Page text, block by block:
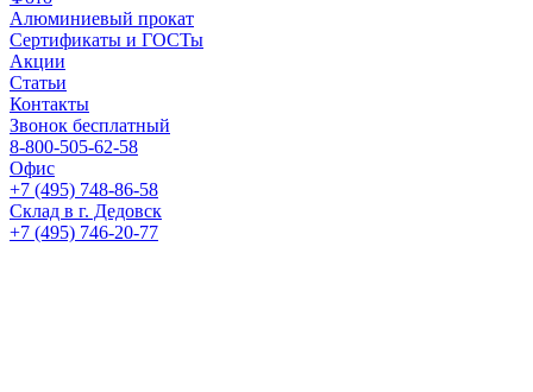
Алюминиевый прокат
Сертификаты и ГОСТы
Акции
Статьи
Контакты
Звонок бесплатный
8-800-505-62-58
Офис
+7 (495) 748-86-58
Склад в г. Дедовск
+7 (495) 746-20-77